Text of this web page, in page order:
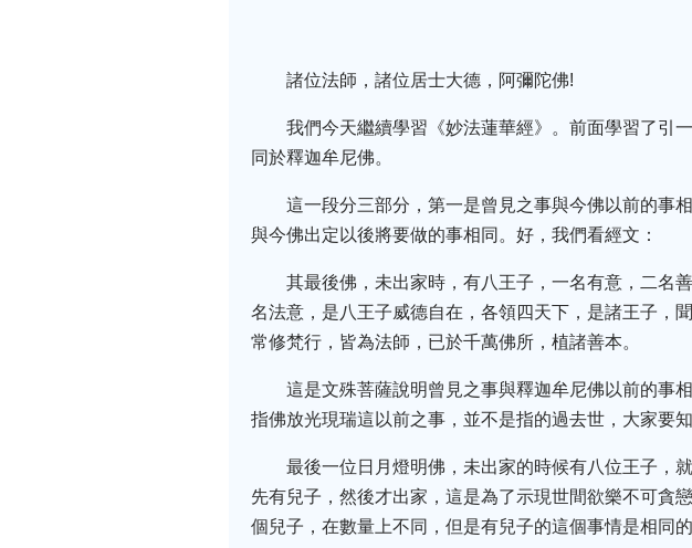
諸位法師，諸位居士大德，阿彌陀佛!
我們今天繼續學習《妙法蓮華經》。前面學習了引
同於釋迦牟尼佛。
這一段分三部分，第一是曾見之事與今佛以前的事
與今佛出定以後將要做的事相同。好，我們看經文：
其最後佛，未出家時，有八王子，一名有意，二名
名法意，是八王子威德自在，各領四天下，是諸王子，
常修梵行，皆為法師，已於千萬佛所，植諸善本。
這是文殊菩薩說明曾見之事與釋迦牟尼佛以前的事
指佛放光現瑞這以前之事，並不是指的過去世，大家要知
最後一位日月燈明佛，未出家的時候有八位王子，
先有兒子，然後才出家，這是為了示現世間欲樂不可貪
個兒子，在數量上不同，但是有兒子的這個事情是相同的